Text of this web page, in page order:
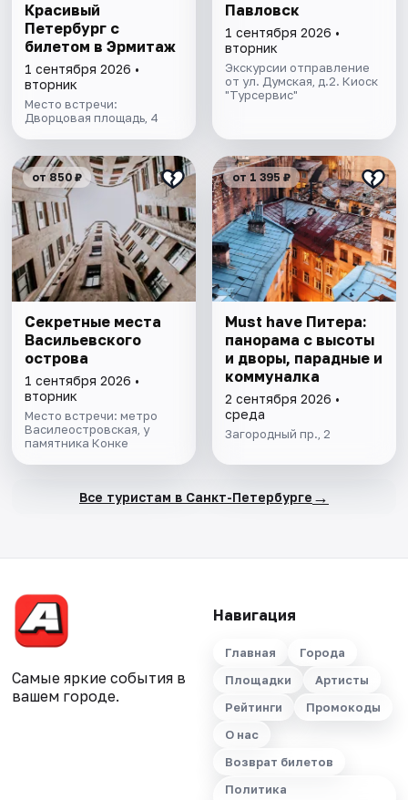
Красивый
Петербург с
билетом в Эрмитаж
1 сентября 2026 •
вторник
Место встречи:
Дворцовая площадь, 4
Павловск
1 сентября 2026 •
вторник
Экскурсии отправление
от ул. Думская, д.2. Киоск
"Турсервис"
от 850 ₽
Секретные места
Васильевского
острова
1 сентября 2026 •
вторник
Место встречи: метро
Василеостровская, у
памятника Конке
от 1 395 ₽
Must have Питера:
панорама с высоты
и дворы, парадные и
коммуналка
2 сентября 2026 •
среда
Загородный пр., 2
Все туристам в Санкт-Петербурге →
Самые яркие события в
вашем городе.
Навигация
Главная
Города
Площадки
Артисты
Рейтинги
Промокоды
О нас
Возврат билетов
Политика